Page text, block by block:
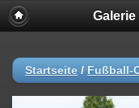
Startseite / Fußball-